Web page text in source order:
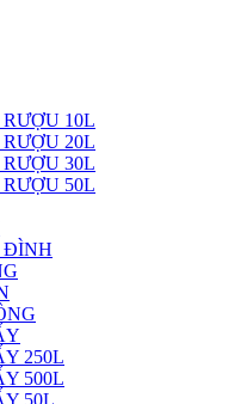
10L
20L
30L
50L
ĐÌNH
250L
500L
50L